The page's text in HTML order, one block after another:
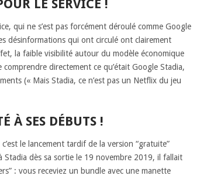
LE SERVICE !
qui ne s’est pas forcément déroulé comme Google
désinformations qui ont circulé ont clairement
la faible visibilité autour du modèle économique
directement ce qu’était Google Stadia,
(« Mais Stadia, ce n’est pas un Netflix du jeu
À SES DÉBUTS !
le lancement tardif de la version “gratuite”
Stadia dès sa sortie le 19 novembre 2019, il fallait
: vous receviez un bundle avec une manette